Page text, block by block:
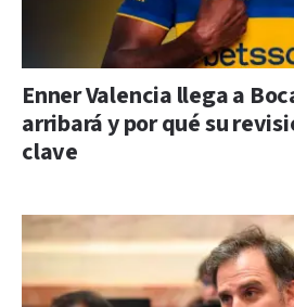
Enner Valencia llega a
arribará y por qué su
clave